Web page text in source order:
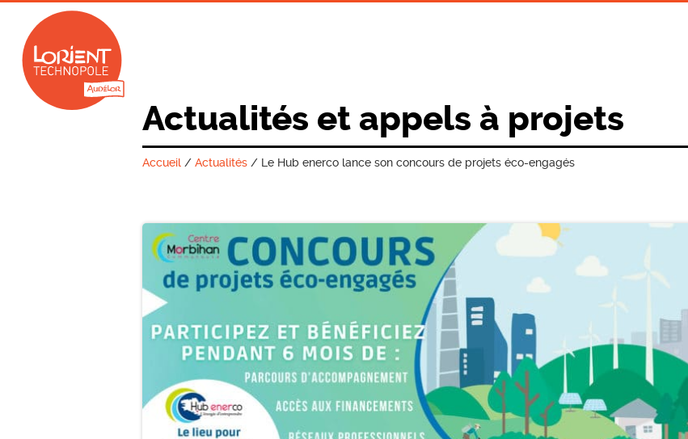
Actualités et appels à projets
Accueil /Actualités / Le Hub enerco lance son concours de projets éco-engagés